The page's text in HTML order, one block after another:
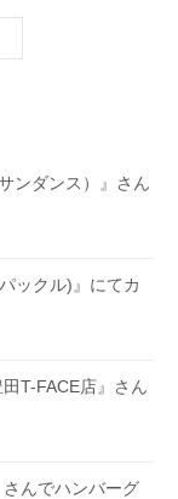
ンダンス）』さん
ックル)』にてカ
T-FACE店』さん
んでハンバーグ